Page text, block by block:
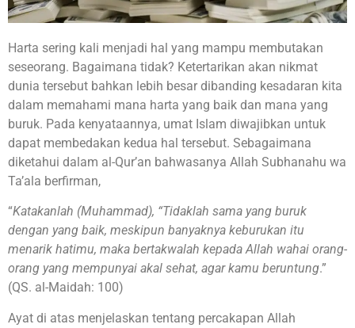
Harta sering kali menjadi hal yang mampu membutakan
seseorang. Bagaimana tidak? Ketertarikan akan nikmat
dunia tersebut bahkan lebih besar dibanding kesadaran kita
dalam memahami mana harta yang baik dan mana yang
buruk. Pada kenyataannya, umat Islam diwajibkan untuk
dapat membedakan kedua hal tersebut. Sebagaimana
diketahui dalam al-Qur’an bahwasanya Allah Subhanahu wa
Ta’ala berfirman,
“Katakanlah (Muhammad), “Tidaklah sama yang buruk
dengan yang baik, meskipun banyaknya keburukan itu
menarik hatimu, maka bertakwalah kepada Allah wahai orang-
orang yang mempunyai akal sehat, agar kamu beruntung.”
(QS. al-Maidah: 100)
Ayat di atas menjelaskan tentang percakapan Allah